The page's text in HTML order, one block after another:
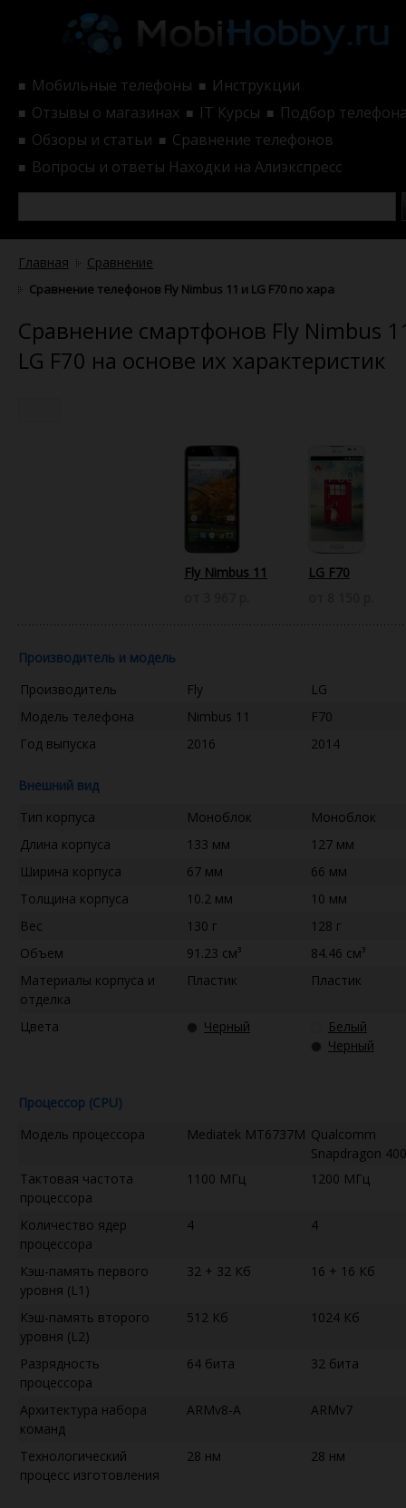
■ Мобильные телефоны ■ Инструкции
■ Отзывы о магазинах ■ IT Курсы ■ Подбор
■ Обзоры и статьи ■ Сравнение телефонов
■ Вопросы и ответы Находки на Алиэкспресс
Главная Сравнение
Сравнение телефонов Fly Nimbus 11 и LG F70 по
Сравнение смартфонов Fly Nimbus
LG F70 на основе их характеристик
Fly Nimbus 11
LG F70
Производитель и модель
Производитель
Fly
LG
Модель телефона
Nimbus 11
F70
Год выпуска
2016 2014
Внешний вид
Тип корпуса
Моноблок
Моноблок
Длина корпуса
133 мм
127 мм
Ширина корпуса
67 мм
66 мм
Толщина корпуса
10.2 мм
10 мм
Вес
130 г
128 г
Объем
91.23 см³
84.46 см³
Материалы корпуса и
отделка
Пластик Пластик
Цвета Черный
Белый
Черный
Процессор (CPU)
Модель процессора
Mediatek MT6737M Qualcomm
Snapdragon 400
Тактовая частота
процессора
1100 МГц 1200 МГц
Количество ядер
процессора
4 4
Кэш-память первого
уровня (L1)
32 + 32 Кб 16 + 16 Кб
Кэш-память второго
уровня (L2)
512 Кб 1024 Кб
Разрядность
процессора
64 бита 32 бита
Архитектура набора
команд
ARMv8-A ARMv7
Технологический
процесс изготовления
28 нм 28 нм